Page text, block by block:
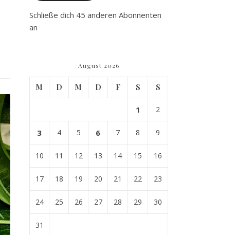
Schließe dich 45 anderen Abonnenten
an
August 2026
M D M D F S S
1 2
3 4 5 6 7 8 9
10 11 12 13 14 15 16
17 18 19 20 21 22 23
24 25 26 27 28 29 30
31